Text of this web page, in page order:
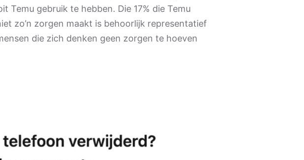
Temu gebruik te hebben. Die 17% die Temu
zo’n zorgen maakt is behoorlijk representatief
die zich denken geen zorgen te hoeven